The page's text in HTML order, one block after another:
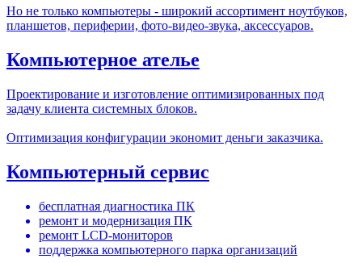
Но не только компьютеры - широкий ассортимент ноутбуков,
планшетов, периферии, фото-видео-звука, аксессуаров.
Компьютерное ателье
Проектирование и изготовление оптимизированных под
задачу клиента системных блоков.
Оптимизация конфигурации экономит деньги заказчика.
Компьютерный сервис
бесплатная диагностика ПК
ремонт и модернизация ПК
ремонт LCD-мониторов
поддержка компьютерного парка организаций